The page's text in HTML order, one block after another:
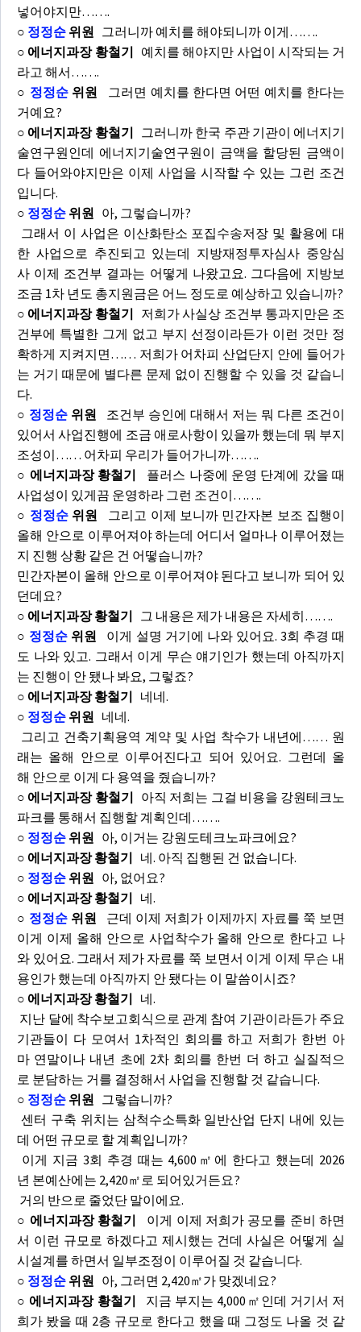
넣어야지만…….
○ 정정순 위원 그러니까 예치를 해야되니까 이게…….
○ 에너지과장 황철기 예치를 해야지만 사업이 시작되는 거
라고 해서…….
○ 정정순위원
그러면 예치를 한다면 어떤 예치를 한다는
거예요?
○ 에너지과장 황철기 그러니까 한국 주관 기관이 에너지기
술연구원인데 에너지기술연구원이 금액을 할당된 금액이
다 들어와야지만은 이제 사업을 시작할 수 있는 그런 조건
입니다.
○ 정정순 위원 아, 그렇습니까?
그래서 이 사업은 이산화탄소 포집수송저장 및 활용에 대
한 사업으로 추진되고 있는데 지방재정투자심사 중앙심
사 이제 조건부 결과는 어떻게 나왔고요. 그다음에 지방보
조금 1차 년도 총지원금은 어느 정도로 예상하고 있습니까?
○ 에너지과장 황철기 저희가 사실상 조건부 통과지만은 조
건부에 특별한 그게 없고 부지 선정이라든가 이런 것만 정
확하게 지켜지면…… 저희가 어차피 산업단지 안에 들어가
는 거기 때문에 별다른 문제 없이 진행할 수 있을 것 같습니
다.
○ 정정순 위원 조건부 승인에 대해서 저는 뭐 다른 조건이
있어서 사업진행에 조금 애로사항이 있을까 했는데 뭐 부지
조성이…… 어차피 우리가 들어가니까…….
○ 에너지과장 황철기
플러스 나중에 운영 단계에 갔을 때
사업성이 있게끔 운영하라 그런 조건이…….
○ 정정순위원
그리고 이제 보니까 민간자본 보조 집행이
올해 안으로 이루어져야 하는데 어디서 얼마나 이루어졌는
지 진행 상황 같은 건 어떻습니까?
민간자본이 올해 안으로 이루어져야 된다고 보니까 되어 있
던데요?
○ 에너지과장 황철기 그 내용은 제가 내용은 자세히…….
○ 정정순 위원
이게 설명 거기에 나와 있어요. 3회 추경 때
도 나와 있고. 그래서 이게 무슨 얘기인가 했는데 아직까지
는 진행이 안 됐나 봐요, 그렇죠?
○ 에너지과장 황철기 네네.
○ 정정순 위원 네네.
그리고 건축기획용역 계약 및 사업 착수가 내년에…… 원
래는 올해 안으로 이루어진다고 되어 있어요. 그런데 올
해 안으로 이게 다 용역을 줬습니까?
○ 에너지과장 황철기 아직 저희는 그걸 비용을 강원테크노
파크를 통해서 집행할 계획인데…….
○ 정정순 위원 아, 이거는 강원도테크노파크에요?
○ 에너지과장 황철기 네. 아직 집행된 건 없습니다.
○ 정정순 위원 아, 없어요?
○ 에너지과장 황철기 네.
○ 정정순 위원 근데 이제 저희가 이제까지 자료를 쭉 보면
이게 이제 올해 안으로 사업착수가 올해 안으로 한다고 나
와 있어요. 그래서 제가 자료를 쭉 보면서 이게 이제 무슨 내
용인가 했는데 아직까지 안 됐다는 이 말씀이시죠?
○ 에너지과장 황철기 네.
지난 달에 착수보고회식으로 관계 참여 기관이라든가 주요
기관들이 다 모여서 1차적인 회의를 하고 저희가 한번 아
마 연말이나 내년 초에 2차 회의를 한번 더 하고 실질적으
로 분담하는 거를 결정해서 사업을 진행할 것 같습니다.
○ 정정순 위원 그렇습니까?
센터 구축 위치는 삼척수소특화 일반산업 단지 내에 있는
데 어떤 규모로 할 계획입니까?
이게 지금 3회 추경 때는 4,600㎡에 한다고 했는데 2026
년 본예산에는 2,420㎡로 되어있거든요?
거의 반으로 줄었단 말이에요.
○ 에너지과장 황철기
이게 이제 저희가 공모를 준비 하면
서 이런 규모로 하겠다고 제시했는 건데 사실은 어떻게 실
시설계를 하면서 일부조정이 이루어질 것 같습니다.
○ 정정순 위원 아, 그러면 2,420㎡가 맞겠네요?
○ 에너지과장 황철기 지금 부지는 4,000㎡인데 거기서 저
희가 봤을 때 2층 규모로 한다고 했을 때 그정도 나올 것 같